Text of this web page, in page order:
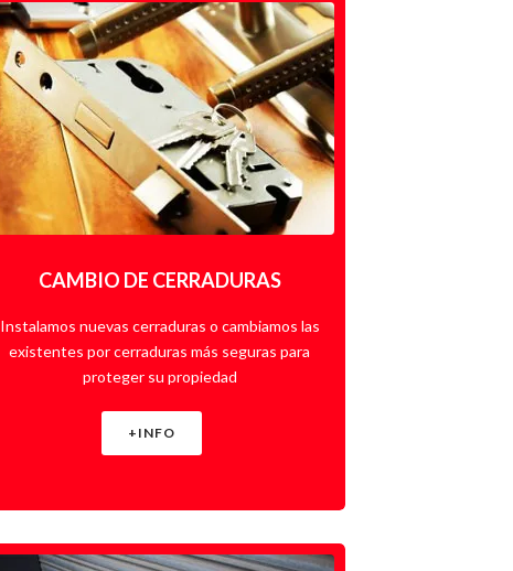
CAMBIO DE CERRADURAS
Instalamos nuevas cerraduras o cambiamos las
existentes por cerraduras más seguras para
proteger su propiedad
+INFO